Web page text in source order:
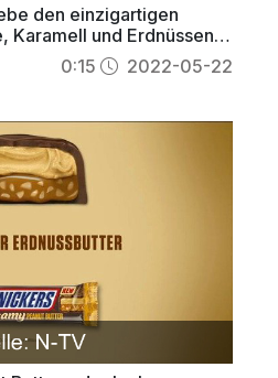
den einzigartigen
Karamell und Erdnüssen
0:15 2022-05-22